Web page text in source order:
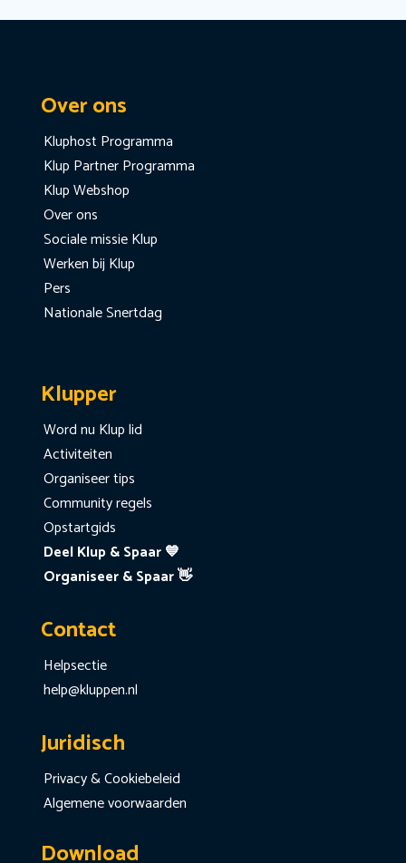
Over ons
Kluphost Programma
Klup Partner Programma
Klup Webshop
Over ons
Sociale missie Klup
Werken bij Klup
Pers
Nationale Snertdag
Klupper
Word nu Klup lid
Activiteiten
Organiseer tips
Community regels
Opstartgids
Deel Klup & Spaar 💙
Organiseer & Spaar 👋
Contact
Helpsectie
help@kluppen.nl
Juridisch
Privacy & Cookiebeleid
Algemene voorwaarden
Download